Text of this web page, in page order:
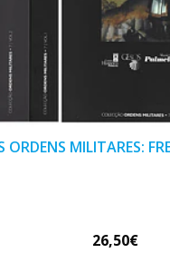
ORDENS MILITARES:
26,50€